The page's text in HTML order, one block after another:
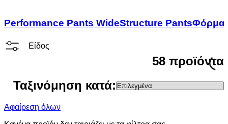
Performance Pants WideStructure PantsΦόρμα
Είδος
58 προϊόντα
Ταξινόμηση κατά:
Αφαίρεση όλων